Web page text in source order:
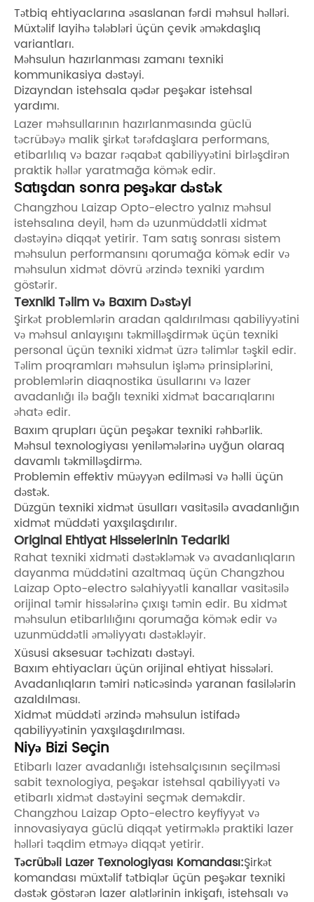
Tətbiq ehtiyaclarına əsaslanan fərdi məhsul həlləri.
Müxtəlif layihə tələbləri üçün çevik əməkdaşlıq
variantları.
Məhsulun hazırlanması zamanı texniki
kommunikasiya dəstəyi.
Dizayndan istehsala qədər peşəkar istehsal
yardımı.
Lazer məhsullarının hazırlanmasında güclü
təcrübəyə malik şirkət tərəfdaşlara performans,
etibarlılıq və bazar rəqabət qabiliyyətini birləşdirən
praktik həllər yaratmağa kömək edir.
Satışdan sonra peşəkar dəstək
Changzhou Laizap Opto-electro yalnız məhsul
istehsalına deyil, həm də uzunmüddətli xidmət
dəstəyinə diqqət yetirir. Tam satış sonrası sistem
məhsulun performansını qorumağa kömək edir və
məhsulun xidmət dövrü ərzində texniki yardım
göstərir.
Texniki Təlim və Baxım Dəstəyi
Şirkət problemlərin aradan qaldırılması qabiliyyətini
və məhsul anlayışını təkmilləşdirmək üçün texniki
personal üçün texniki xidmət üzrə təlimlər təşkil edir.
Təlim proqramları məhsulun işləmə prinsiplərini,
problemlərin diaqnostika üsullarını və lazer
avadanlığı ilə bağlı texniki xidmət bacarıqlarını
əhatə edir.
Baxım qrupları üçün peşəkar texniki rəhbərlik.
Məhsul texnologiyası yeniləmələrinə uyğun olaraq
davamlı təkmilləşdirmə.
Problemin effektiv müəyyən edilməsi və həlli üçün
dəstək.
Düzgün texniki xidmət üsulları vasitəsilə avadanlığın
xidmət müddəti yaxşılaşdırılır.
Original Ehtiyat Hisselerinin Tedariki
Rahat texniki xidməti dəstəkləmək və avadanlıqların
dayanma müddətini azaltmaq üçün Changzhou
Laizap Opto-electro səlahiyyətli kanallar vasitəsilə
orijinal təmir hissələrinə çıxışı təmin edir. Bu xidmət
məhsulun etibarlılığını qorumağa kömək edir və
uzunmüddətli əməliyyatı dəstəkləyir.
Xüsusi aksesuar təchizatı dəstəyi.
Baxım ehtiyacları üçün orijinal ehtiyat hissələri.
Avadanlıqların təmiri nəticəsində yaranan fasilələrin
azaldılması.
Xidmət müddəti ərzində məhsulun istifadə
qabiliyyətinin yaxşılaşdırılması.
Niyə Bizi Seçin
Etibarlı lazer avadanlığı istehsalçısının seçilməsi
sabit texnologiya, peşəkar istehsal qabiliyyəti və
etibarlı xidmət dəstəyini seçmək deməkdir.
Changzhou Laizap Opto-electro keyfiyyət və
innovasiyaya güclü diqqət yetirməklə praktiki lazer
həlləri təqdim etməyə diqqət yetirir.
Təcrübəli Lazer Texnologiyası Komandası:Şirkət
komandası müxtəlif tətbiqlər üçün peşəkar texniki
dəstək göstərən lazer alətlərinin inkişafı, istehsalı və